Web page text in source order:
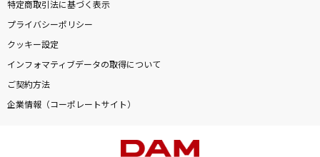
特定商取引法に基づく表示
プライバシーポリシー
クッキー設定
インフォマティブデータの取得について
ご契約方法
企業情報（コーポレートサイト）